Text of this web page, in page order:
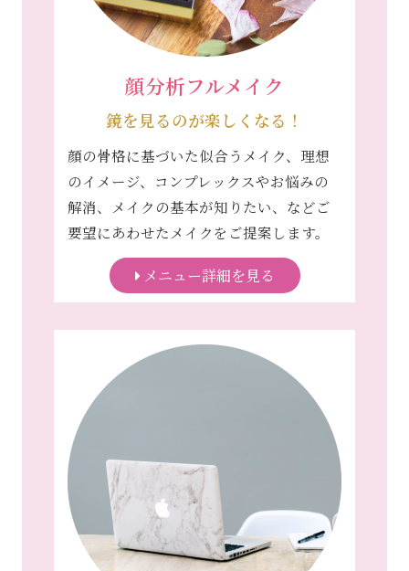
顔分析フルメイク
鏡を見るのが楽しくなる！
顔の骨格に基づいた似合うメイク、理想
のイメージ、コンプレックスやお悩みの
解消、メイクの基本が知りたい、などご
要望にあわせたメイクをご提案します。
メニュー詳細を見る